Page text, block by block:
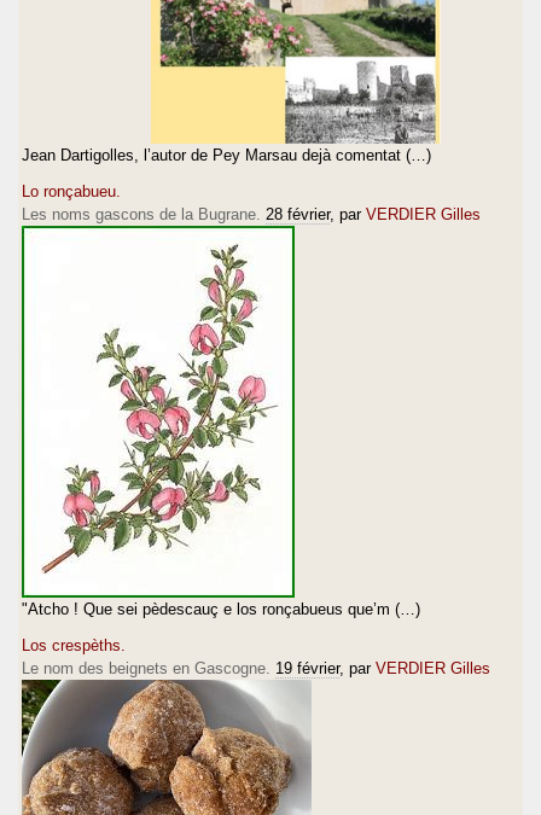
Jean Dartigolles, l’autor de Pey Marsau dejà comentat (…)
Lo ronçabueu.
Les noms gascons de la Bugrane. 28 février, par VERDIER Gilles
"Atcho ! Que sei pèdescauç e los ronçabueus que’m (…)
Los crespèths.
Le nom des beignets en Gascogne. 19 février, par VERDIER Gilles